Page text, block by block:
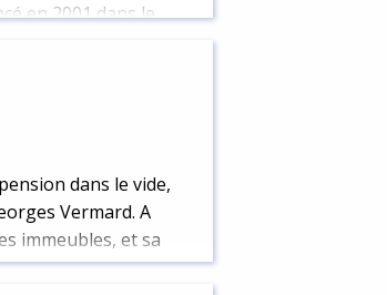
en 2001 dans le
dans le vide,
Vermard. A
immeubles, et sa